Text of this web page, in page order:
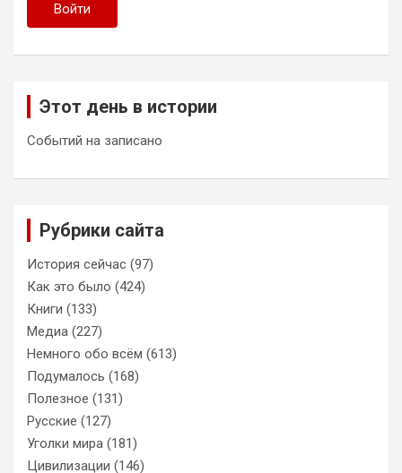
Войти
Этот день в истории
Событий на записано
Рубрики сайта
История сейчас (97)
Как это было (424)
Книги (133)
Медиа (227)
Немного обо всём (613)
Подумалось (168)
Полезное (131)
Русские (127)
Уголки мира (181)
Цивилизации (146)